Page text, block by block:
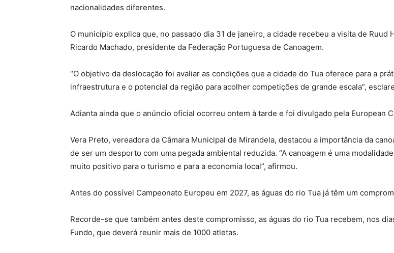
nacionalidades diferentes.
O município explica que, no passado dia 31 de janeiro, a cidade recebeu a visita de Ruud
Ricardo Machado, presidente da Federação Portuguesa de Canoagem.
“O objetivo da deslocação foi avaliar as condições que a cidade do Tua oferece para a
infraestrutura e o potencial da região para acolher competições de grande escala”,
Adianta ainda que o anúncio oficial ocorreu ontem à tarde e foi divulgado pela European
Vera Preto, vereadora da Câmara Municipal de Mirandela, destacou a importância da
de ser um desporto com uma pegada ambiental reduzida. “A canoagem é uma
muito positivo para o turismo e para a economia local”, afirmou.
Antes do possível Campeonato Europeu em 2027, as águas do rio Tua já têm um
Recorde-se que também antes deste compromisso, as águas do rio Tua recebem, nos
Fundo, que deverá reunir mais de 1000 atletas.